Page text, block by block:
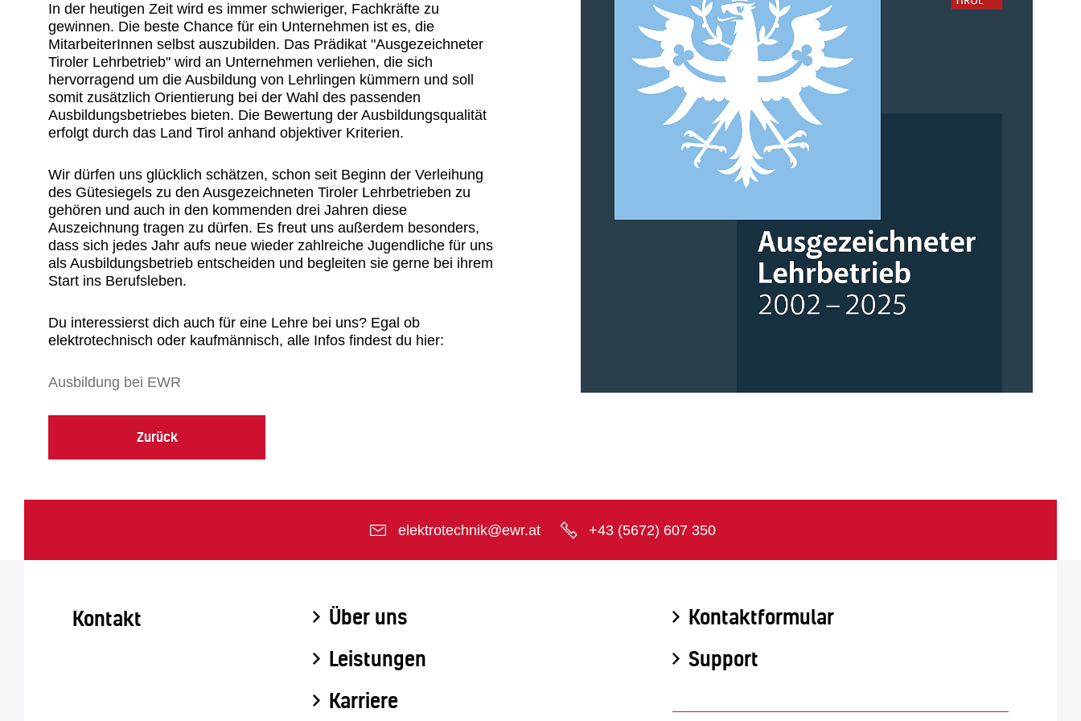
In der heutigen Zeit wird es immer schwieriger, Fachkräfte zu
gewinnen. Die beste Chance für ein Unternehmen ist es, die
MitarbeiterInnen selbst auszubilden. Das Prädikat "Ausgezeichneter
Tiroler Lehrbetrieb" wird an Unternehmen verliehen, die sich
hervorragend um die Ausbildung von Lehrlingen kümmern und soll
somit zusätzlich Orientierung bei der Wahl des passenden
Ausbildungsbetriebes bieten. Die Bewertung der Ausbildungsqualität
erfolgt durch das Land Tirol anhand objektiver Kriterien.
Wir dürfen uns glücklich schätzen, schon seit Beginn der Verleihung
des Gütesiegels zu den Ausgezeichneten Tiroler Lehrbetrieben zu
gehören und auch in den kommenden drei Jahren diese
Auszeichnung tragen zu dürfen. Es freut uns außerdem besonders,
dass sich jedes Jahr aufs neue wieder zahlreiche Jugendliche für uns
als Ausbildungsbetrieb entscheiden und begleiten sie gerne bei ihrem
Start ins Berufsleben.
Du interessierst dich auch für eine Lehre bei uns? Egal ob
elektrotechnisch oder kaufmännisch, alle Infos findest du hier:
Ausbildung bei EWR
Zurück
elektrotechnik@ewr.at +43 (5672) 607 350
Kontakt
Über uns
Leistungen
Karriere
Kontaktformular
Support